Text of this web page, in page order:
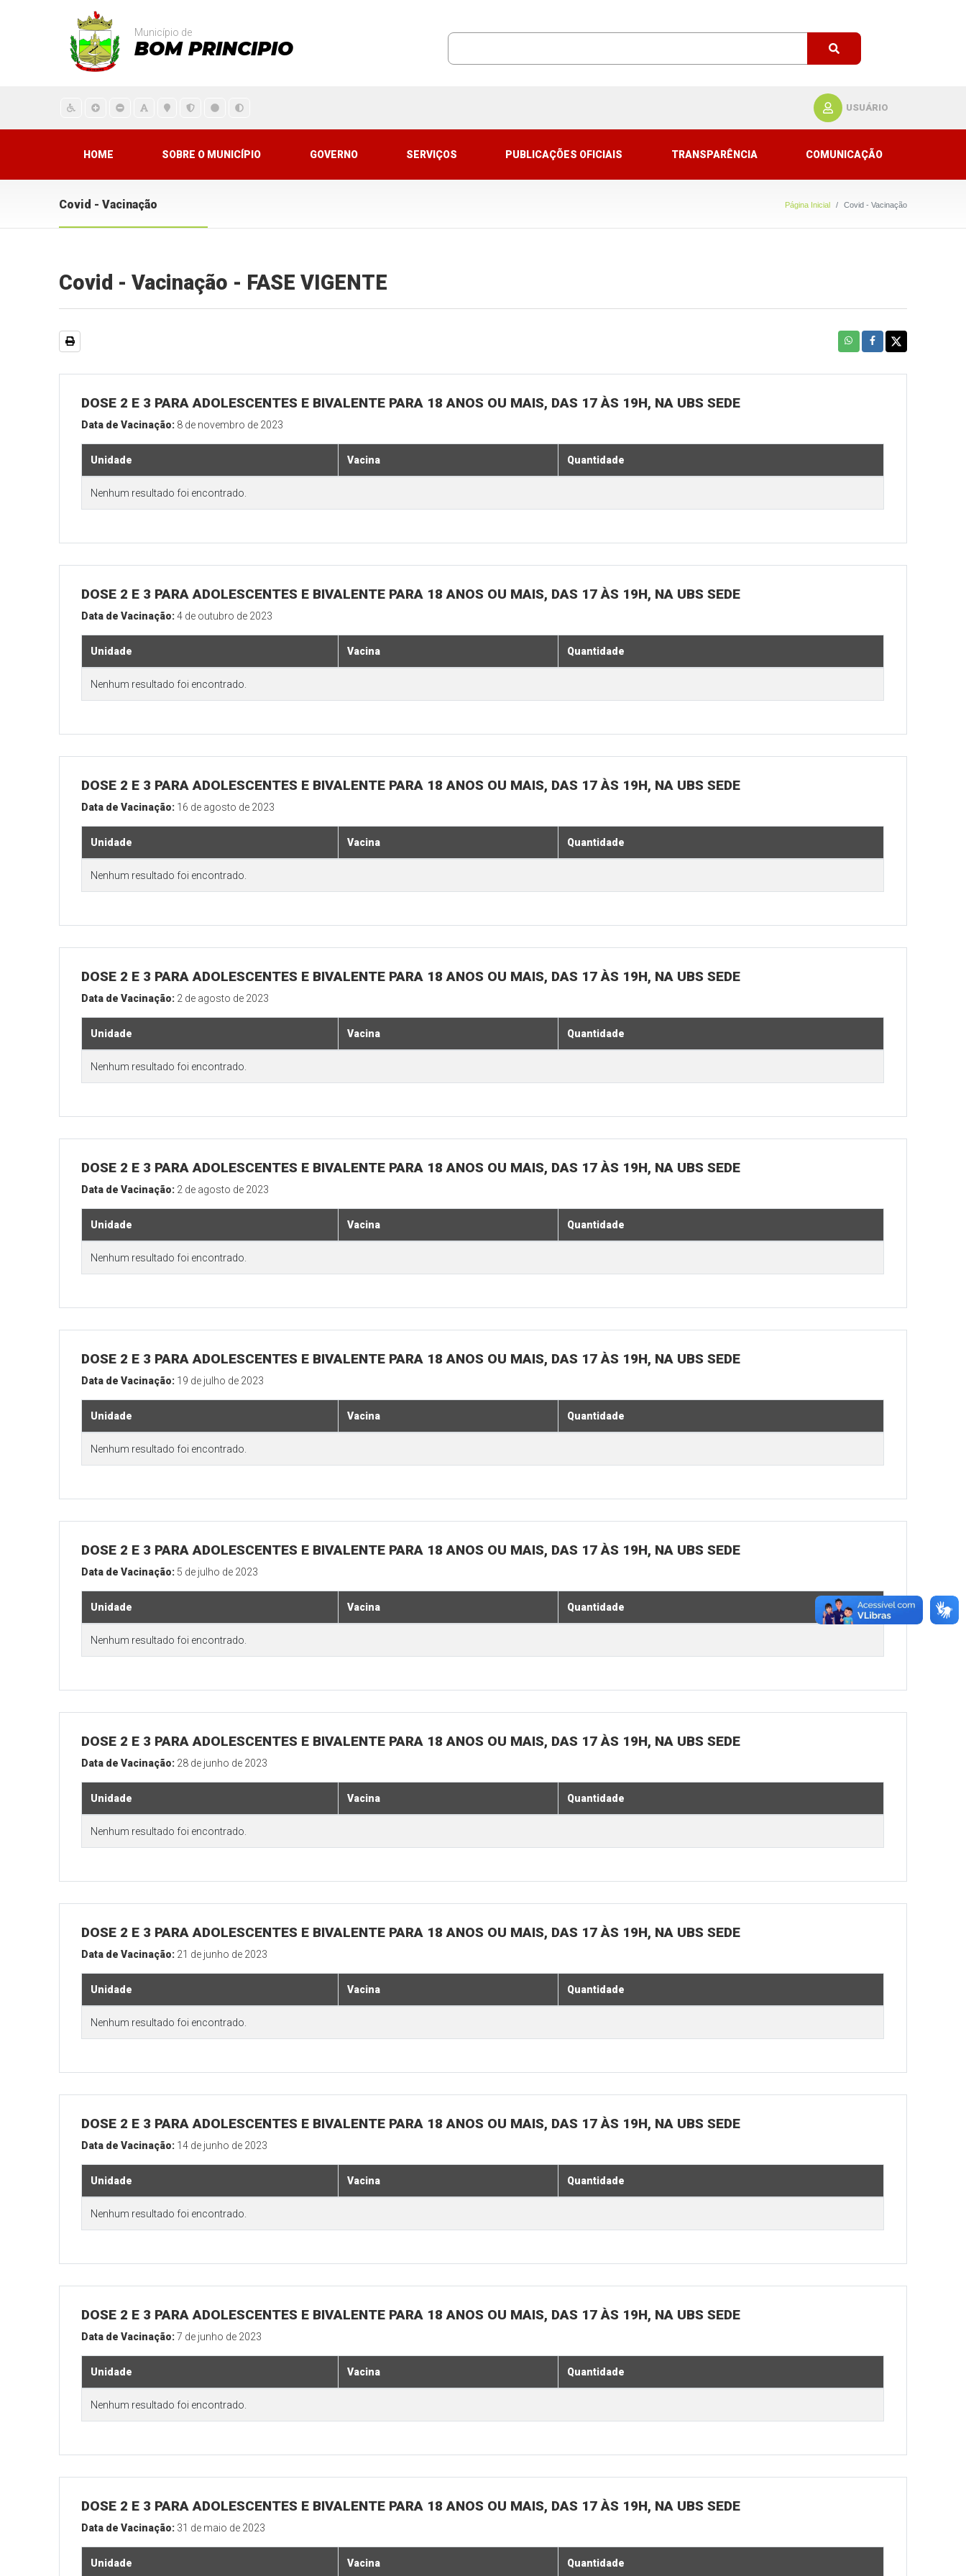
Município de
BOM PRINCIPIO
USUÁRIO
HOME SOBRE O MUNICÍPIO GOVERNO SERVIÇOS PUBLICAÇÕES OFICIAIS TRANSPARÊNCIA COMUNICAÇÃO
Covid - Vacinação Página Inicial Covid - Vacinação
Covid - Vacinação - FASE VIGENTE
DOSE 2 E 3 PARA ADOLESCENTES E BIVALENTE PARA 18 ANOS OU MAIS, DAS 17 ÀS 19H, NA UBS SEDE
Data de Vacinação: 8 de novembro de 2023
Unidade Vacina Quantidade
Nenhum resultado foi encontrado.
DOSE 2 E 3 PARA ADOLESCENTES E BIVALENTE PARA 18 ANOS OU MAIS, DAS 17 ÀS 19H, NA UBS SEDE
Data de Vacinação:4 de outubro de 2023
Unidade Vacina Quantidade
Nenhum resultado foi encontrado.
DOSE 2 E 3 PARA ADOLESCENTES E BIVALENTE PARA 18 ANOS OU MAIS, DAS 17 ÀS 19H, NA UBS SEDE
Data de Vacinação: 16 de agosto de 2023
Unidade Vacina Quantidade
Nenhum resultado foi encontrado.
DOSE 2 E 3 PARA ADOLESCENTES E BIVALENTE PARA 18 ANOS OU MAIS, DAS 17 ÀS 19H, NA UBS SEDE
Data de Vacinação: 2 de agosto de 2023
Unidade Vacina Quantidade
Nenhum resultado foi encontrado.
DOSE 2 E 3 PARA ADOLESCENTES E BIVALENTE PARA 18 ANOS OU MAIS, DAS 17 ÀS 19H, NA UBS SEDE
Data de Vacinação: 2 de agosto de 2023
Unidade Vacina Quantidade
Nenhum resultado foi encontrado.
DOSE 2 E 3 PARA ADOLESCENTES E BIVALENTE PARA 18 ANOS OU MAIS, DAS 17 ÀS 19H, NA UBS SEDE
Data de Vacinação: 19 de julho de 2023
Unidade Vacina Quantidade
Nenhum resultado foi encontrado.
DOSE 2 E 3 PARA ADOLESCENTES E BIVALENTE PARA 18 ANOS OU MAIS, DAS 17 ÀS 19H, NA UBS SEDE
Data de Vacinação: 5 de julho de 2023
Unidade Vacina Quantidade
Nenhum resultado foi encontrado.
DOSE 2 E 3 PARA ADOLESCENTES E BIVALENTE PARA 18 ANOS OU MAIS, DAS 17 ÀS 19H, NA UBS SEDE
Data de Vacinação: 28 de junho de 2023
Unidade Vacina Quantidade
Nenhum resultado foi encontrado.
DOSE 2 E 3 PARA ADOLESCENTES E BIVALENTE PARA 18 ANOS OU MAIS, DAS 17 ÀS 19H, NA UBS SEDE
Data de Vacinação: 21 de junho de 2023
Unidade Vacina Quantidade
Nenhum resultado foi encontrado.
DOSE 2 E 3 PARA ADOLESCENTES E BIVALENTE PARA 18 ANOS OU MAIS, DAS 17 ÀS 19H, NA UBS SEDE
Data de Vacinação: 14 de junho de 2023
Unidade Vacina Quantidade
Nenhum resultado foi encontrado.
DOSE 2 E 3 PARA ADOLESCENTES E BIVALENTE PARA 18 ANOS OU MAIS, DAS 17 ÀS 19H, NA UBS SEDE
Data de Vacinação:7 de junho de 2023
Unidade Vacina Quantidade
Nenhum resultado foi encontrado.
DOSE 2 E 3 PARA ADOLESCENTES E BIVALENTE PARA 18 ANOS OU MAIS, DAS 17 ÀS 19H, NA UBS SEDE
Data de Vacinação: 31 de maio de 2023
Unidade Vacina Quantidade